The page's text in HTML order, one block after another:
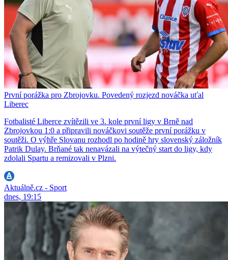
První porážka pro Zbrojovku. Povedený rozjezd nováčka uťal
Liberec
Fotbalisté Liberce zvítězili ve 3. kole první ligy v Brně nad
Zbrojovkou 1:0 a připravili nováčkovi soutěže první porážku v
soutěži. O výhře Slovanu rozhodl po hodině hry slovenský záložník
Patrik Dulay. Brňané tak nenavázali na výtečný start do ligy, kdy
zdolali Spartu a remizovali v Plzni.
Aktuálně.cz - Sport
dnes, 19:15